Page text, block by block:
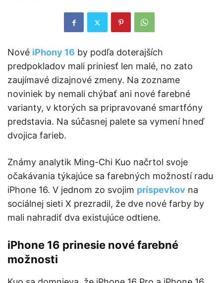
Nové iPhony 16 by podľa doterajších
predpokladov mali priniesť len malé, no zato
zaujímavé dizajnové zmeny. Na zozname
noviniek by nemali chýbať ani nové farebné
varianty, v ktorých sa pripravované smartfóny
predstavia. Na súčasnej palete sa vymení hneď
dvojica farieb.
Známy analytik Ming-Chi Kuo načrtol svoje
očakávania týkajúce sa farebných možností radu
iPhone 16. V jednom zo svojim príspevkov na
sociálnej sieti X prezradil, že dve nové farby by
mali nahradiť dva existujúce odtiene.
iPhone 16 prinesie nové farebné
možnosti